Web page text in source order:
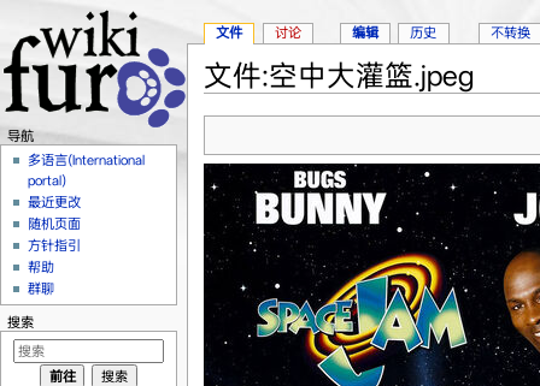
文件:空中大灌篮.jpeg
文件 讨论 编辑 历史 不转换
导航
多语言(International
portal)
最近更改
随机页面
方针指引
帮助
群聊
搜索